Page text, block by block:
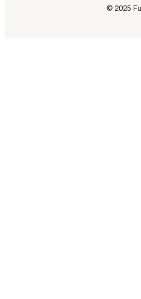
© 2025